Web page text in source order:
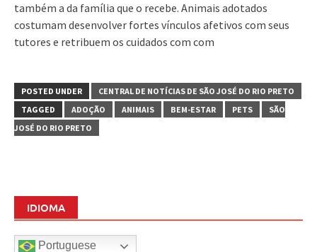
também a da família que o recebe. Animais adotados
costumam desenvolver fortes vínculos afetivos com seus
tutores e retribuem os cuidados com com
POSTED UNDER
CENTRAL DE NOTÍCIAS DE SÃO JOSÉ DO RIO PRETO
TAGGED
ADOÇÃO ANIMAIS BEM-ESTAR PETS
SÃO
JOSÉ DO RIO PRETO
IDIOMA
Portuguese